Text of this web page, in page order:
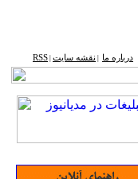
درباره ما نقشه ‌سایت RSS